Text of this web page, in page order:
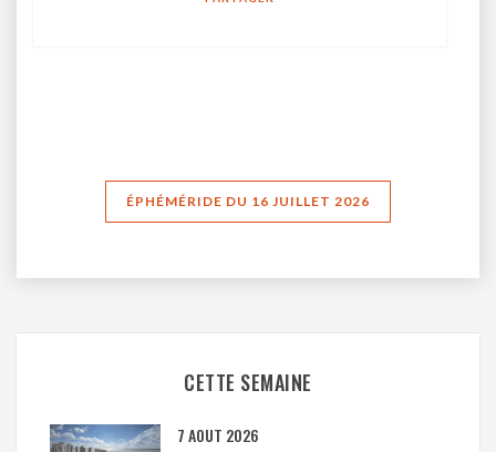
ÉPHÉMÉRIDE DU 16 JUILLET 2026
CETTE SEMAINE
7 AOUT 2026